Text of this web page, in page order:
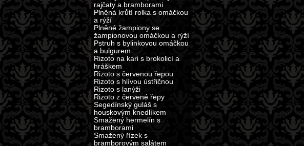
rajčaty a bramborami
Plněná krůtí rolka s omáčkou
a rýží
Plněné žampiony se
žampionovou omáčkou a rýží
Pstruh s bylinkovou omáčkou
a bulgurem
Rizoto na kari s brokolicí a
hráškem
Rizoto s červenou řepou
Rizoto s hlívou ústřičnou
Rizoto s lanýži
Rizoto z červené řepy
Segedínský guláš s
houskovým knedlíkem
Smažený hermelín s
bramborami
Smažený řízek s
bramborovým salátem